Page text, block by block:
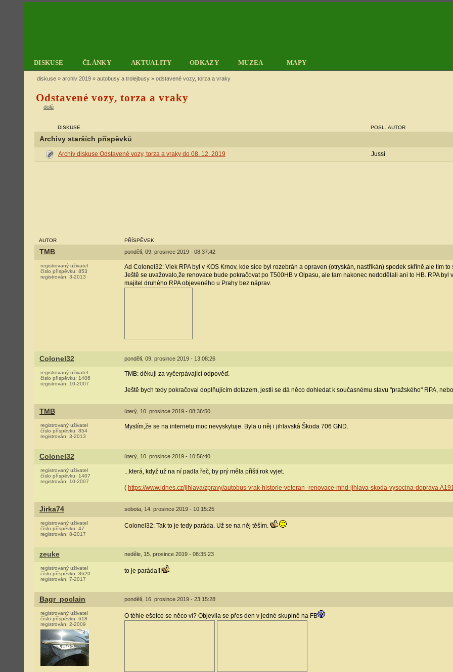
DISKUSE ČLÁNKY AKTUALITY ODKAZY MUZEA MAPY
diskuse » archiv 2019 » autobusy a trolejbusy » odstavené vozy, torza a vraky
Odstavené vozy, torza a vraky
dolů
DISKUSE POSL. AUTOR
Archivy starších příspěvků
Archiv diskuse Odstavené vozy, torza a vraky do 08. 12. 2019 Jussi
AUTOR PŘÍSPĚVEK
TMB pondělí, 09. prosince 2019 - 08:37:42
registrovaný uživatel
číslo příspěvku: 853
registrován: 3-2013
Ad Colonel32: Vlek RPA byl v KOS Krnov, kde sice byl rozebrán a opraven (otryskán, nastříkán) spodek skříně,ale tím to
Ještě se uvažovalo,že renovace bude pokračovat po T500HB v Olpasu, ale tam nakonec nedodělali ani to HB. RPA
majitel druhého RPA objeveného u Prahy bez náprav.
Colonel32 pondělí, 09. prosince 2019 - 13:08:26
registrovaný uživatel
číslo příspěvku: 1406
registrován: 10-2007
TMB: děkuji za vyčerpávající odpověď.
Ještě bych tedy pokračoval doplňujícím dotazem, jestli se dá něco dohledat k současnému stavu "pražského" RPA,
TMB úterý, 10. prosince 2019 - 08:36:50
registrovaný uživatel
číslo příspěvku: 854
registrován: 3-2013
Myslím,že se na internetu moc nevyskytuje. Byla u něj i jihlavská Škoda 706 GND.
Colonel32 úterý, 10. prosince 2019 - 10:56:40
registrovaný uživatel
číslo příspěvku: 1407
registrován: 10-2007
...která, když už na ní padla řeč, by prý měla příští rok vyjet.
( https://www.idnes.cz/jihlava/zpravy/autobus-vrak-historie-veteran -renovace-mhd-jihlava-skoda-vysocina-
Jirka74 sobota, 14. prosince 2019 - 10:15:25
registrovaný uživatel
číslo příspěvku: 47
registrován: 8-2017
Colonel32: Tak to je tedy paráda. Už se na něj těším.
zeuke neděle, 15. prosince 2019 - 08:35:23
registrovaný uživatel
číslo příspěvku: 3620
registrován: 7-2017
to je paráda!!!
Bagr_poclain pondělí, 16. prosince 2019 - 23:15:28
registrovaný uživatel
číslo příspěvku: 618
registrován: 2-2009
O téhle ešelce se něco ví? Objevila se přes den v jedné skupině na FB